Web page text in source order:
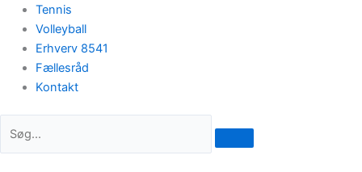
Tennis
Volleyball
Erhverv 8541
Fællesråd
Kontakt